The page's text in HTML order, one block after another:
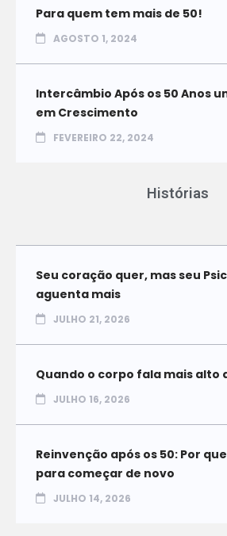
Para quem tem mais de 50!
AGOSTO 1, 2024
Intercâmbio Após os 50 Anos
em Crescimento
FEVEREIRO 22, 2024
Histórias
Seu coração quer, mas seu
aguenta mais
JULHO 21, 2026
Quando o corpo fala mais alto
JULHO 16, 2026
Reinvenção após os 50: Por
para começar de novo
JULHO 14, 2026